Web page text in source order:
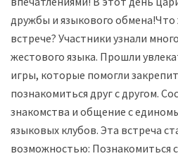
дружбы и языкового обмена!Что
встрече? Участники узнали
жестового языка. Прошли
игры, которые помогли
познакомиться друг с другом.
знакомства и общение с
языковых клубов. Эта встреча
возможностью: Познакомиться